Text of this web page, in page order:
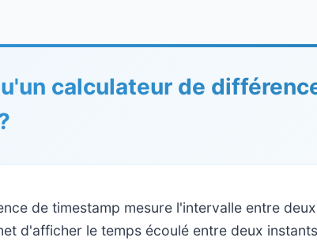
calculateur de
de timestamp mesure l'intervalle entre deux
d'afficher le temps écoulé entre deux